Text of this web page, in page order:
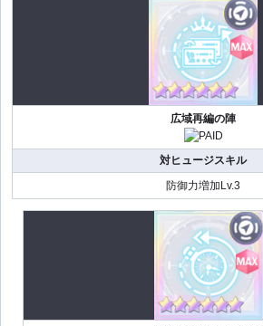
広域再編の陣
対ヒュージスキル
防御力増加Lv.3